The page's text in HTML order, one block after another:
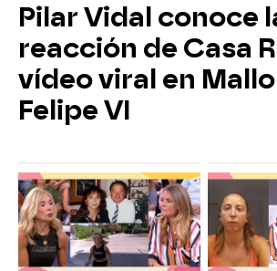
Pilar Vidal conoce
reacción de Casa
vídeo viral en
Felipe VI